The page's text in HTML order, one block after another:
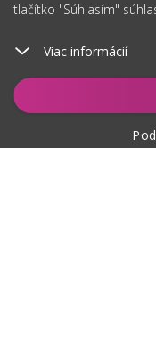
tlačítko "Súhlasím"
Viac informácií